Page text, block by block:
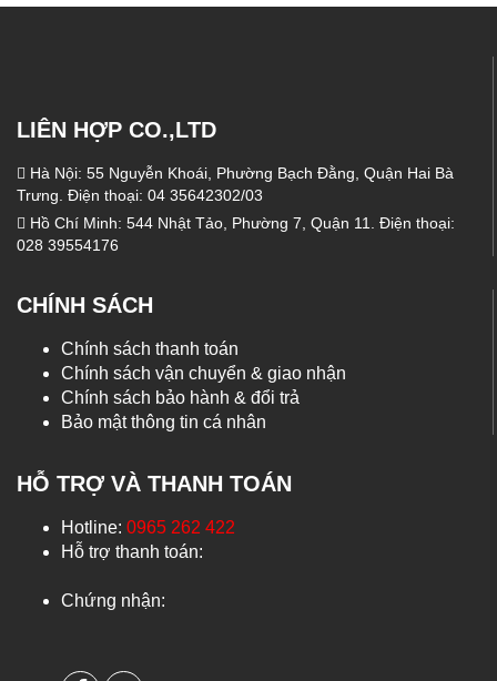
LIÊN HỢP CO.,LTD
Hà Nội: 55 Nguyễn Khoái, Phường Bạch Đằng, Quận Hai Bà
Trưng. Điện thoại: 04 35642302/03
Hồ Chí Minh: 544 Nhật Tảo, Phường 7, Quận 11. Điện thoại:
028 39554176
CHÍNH SÁCH
Chính sách thanh toán
Chính sách vận chuyển & giao nhận
Chính sách bảo hành & đổi trả
Bảo mật thông tin cá nhân
HỖ TRỢ VÀ THANH TOÁN
Hotline: 0965 262 422
Hỗ trợ thanh toán:
Chứng nhận: